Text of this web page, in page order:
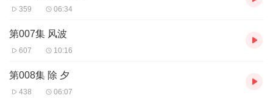
359 06:34
第007集 风波
607 10:16
第008集 除 夕
438 06:07